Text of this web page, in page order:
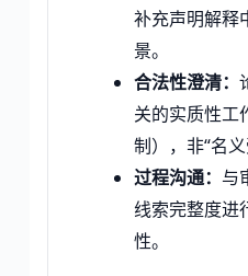
补充声明解释
景。
合法性澄清：
关的实质性工
制），非“名义
过程沟通： 与
线索完整度进
性。